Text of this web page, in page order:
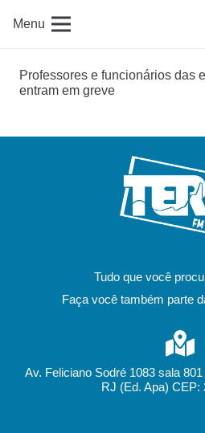
Menu
Professores e funcionários das
entram em greve
Tudo que você
Faça você também parte
Av. Feliciano Sodré 1083 sala
RJ (Ed. Apa) CEP: